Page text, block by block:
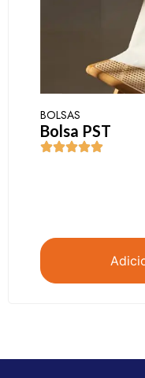
BOLSAS
Bolsa PST